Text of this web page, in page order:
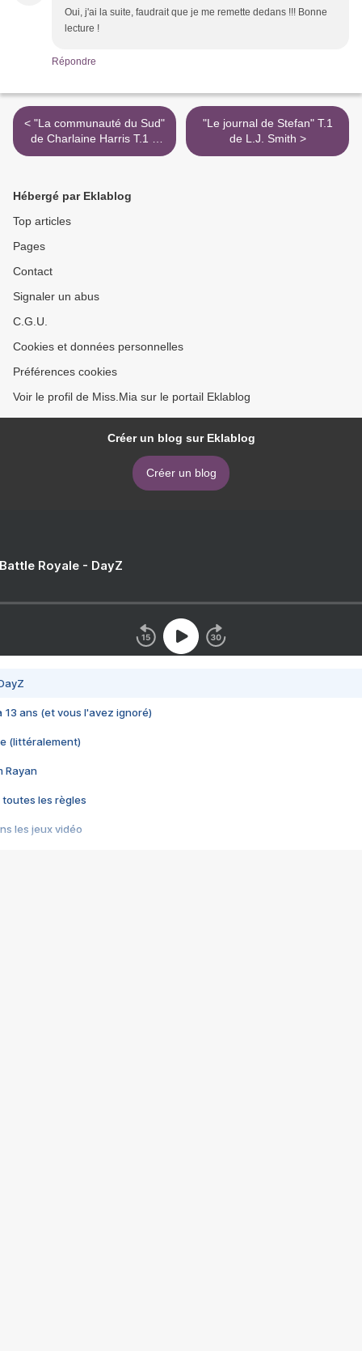
Oui, j'ai la suite, faudrait que je me remette dedans !!! Bonne
lecture !
Répondre
< "La communauté du Sud"
de Charlaine Harris T.1 a
T.4
"Le journal de Stefan" T.1
de L.J. Smith >
Hébergé par Eklablog
Top articles
Pages
Contact
Signaler un abus
C.G.U.
Cookies et données personnelles
Préférences cookies
Voir le profil de Miss.Mia sur le portail Eklablog
Créer un blog sur Eklablog
Créer un blog
Royale - DayZ
13 ans (et vous l'avez ignoré)
(littéralement)
Rayan
toutes les règles
les jeux vidéo